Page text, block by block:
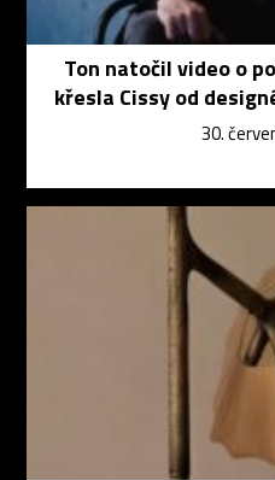
Ton natočil video o
křesla Cissy od
30.